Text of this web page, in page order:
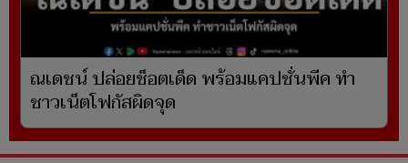
ณเดชน์ ปล่อยช็อตเด็ด พร้อมแคปชั่นพีค ทำ
ชาวเน็ตโฟกัสผิดจุด